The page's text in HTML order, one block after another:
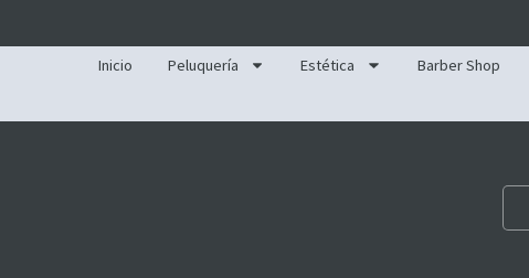
Inicio Peluquería Estética Barber Shop